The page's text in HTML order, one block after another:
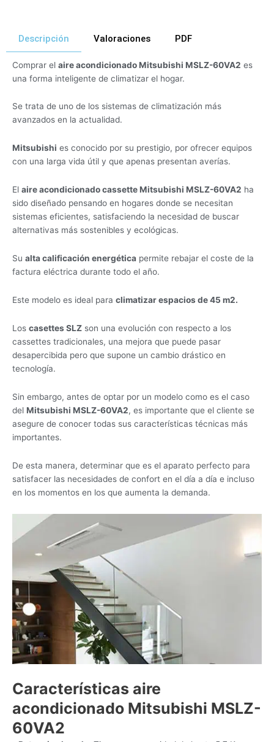
Descripción Valoraciones PDF
Comprar el aire acondicionado Mitsubishi MSLZ-60VA2 es
una forma inteligente de climatizar el hogar.
Se trata de uno de los sistemas de climatización más
avanzados en la actualidad.
Mitsubishi es conocido por su prestigio, por ofrecer equipos
con una larga vida útil y que apenas presentan averías.
El aire acondicionado cassette Mitsubishi MSLZ-60VA2 ha
sido diseñado pensando en hogares donde se necesitan
sistemas eficientes, satisfaciendo la necesidad de buscar
alternativas más sostenibles y ecológicas.
Su alta calificación energética permite rebajar el coste de la
factura eléctrica durante todo el año.
Este modelo es ideal para climatizar espacios de 45 m2.
Los casettes SLZ son una evolución con respecto a los
cassettes tradicionales, una mejora que puede pasar
desapercibida pero que supone un cambio drástico en
tecnología.
Sin embargo, antes de optar por un modelo como es el caso
del Mitsubishi MSLZ-60VA2, es importante que el cliente se
asegure de conocer todas sus características técnicas más
importantes.
De esta manera, determinar que es el aparato perfecto para
satisfacer las necesidades de confort en el día a día e incluso
en los momentos en los que aumenta la demanda.
Características aire
acondicionado Mitsubishi MSLZ-
60VA2